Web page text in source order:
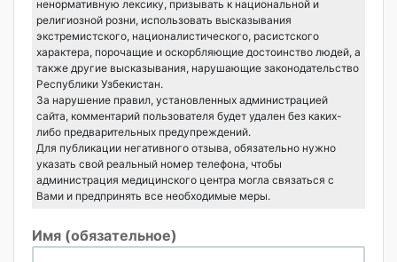
ненормативную лексику, призывать к национальной и
религиозной розни, использовать высказывания
экстремистского, националистического, расистского
характера, порочащие и оскорбляющие достоинство людей, а
также другие высказывания, нарушающие законодательство
Республики Узбекистан.
За нарушение правил, установленных администрацией
сайта, комментарий пользователя будет удален без каких-
либо предварительных предупреждений.
Для публикации негативного отзыва, обязательно нужно
указать свой реальный номер телефона, чтобы
администрация медицинского центра могла связаться с
Вами и предпринять все необходимые меры.
Имя (обязательное)